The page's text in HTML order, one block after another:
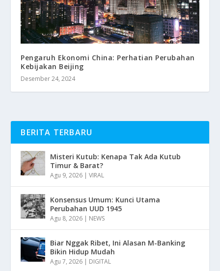
Pengaruh Ekonomi China: Perhatian Perubahan
Kebijakan Beijing
Desember 24, 2024
BERITA TERBARU
Misteri Kutub: Kenapa Tak Ada Kutub
Timur & Barat?
Agu 9, 2026 |VIRAL
Konsensus Umum: Kunci Utama
Perubahan UUD 1945
Agu 8, 2026 | NEWS
Biar Nggak Ribet, Ini Alasan M-Banking
Bikin Hidup Mudah
Agu 7, 2026 | DIGITAL